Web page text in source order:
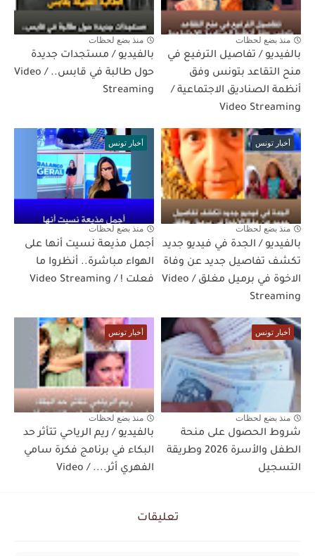
منذ بضع لحظات
بالفيديو / تفاصيل الترفيع في
منح التقاعد بتونس وفق
أنظمة الصناديق الاجتماعية /
Video Streaming
منذ بضع لحظات
بالفيديو / مستجدات جديدة
حول طالبة في قابس.. / Video
Streaming
أخبار تونس
منذ بضع لحظات
بالفيديو / الجدة في فيديو جديد
تكشف تفاصيل جديد عن وفاة
الاخوة في برميل مغلق / Video
Streaming
أخبار تونس
منذ بضع لحظات
أجمل مذيعة نسيت أنها على
الهواء مباشرة.. أنظروا ما
فعلت ! / Video Streaming
أخبار تونس
منذ بضع لحظات
شروط الحصول على منحة
الطفل والأسرة 2026 وطريقة
التسجيل
أخبار تونس
منذ بضع لحظات
بالفيديو / ريم الرياحي تتأثر حد
البكاء في برنامج فكرة سامي
الفهري أثر.... / Video
تعليقات